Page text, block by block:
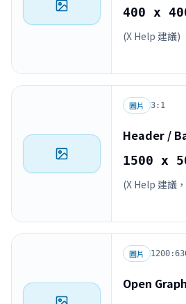
400 x
(X Help 建議)
圖片 3:1
Header /
1500 x
(X Help 建議
圖片
Open